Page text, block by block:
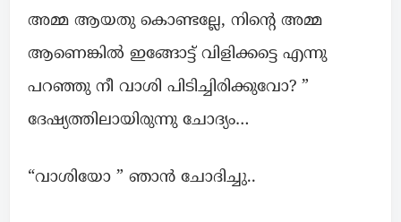
അമ്മ ആയതു കൊണ്ടല്ലേ, നിന്റെ അമ്മ
ആണെങ്കിൽ ഇങ്ങോട്ട് വിളിക്കട്ടെ എന്നു
പറഞ്ഞു നീ വാശി പിടിച്ചിരിക്കുവോ? ”
ദേഷ്യത്തിലായിരുന്നു ചോദ്യം…
“വാശിയോ ” ഞാൻ ചോദിച്ചു..